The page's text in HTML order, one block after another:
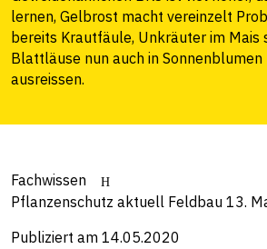
lernen, Gelbrost macht vereinzelt
bereits Krautfäule, Unkräuter im Mais
Blattläuse nun auch in
ausreissen.
Fachwissen
Pflanzenschutz aktuell Feldbau 13.
Publiziert am 14.05.2020